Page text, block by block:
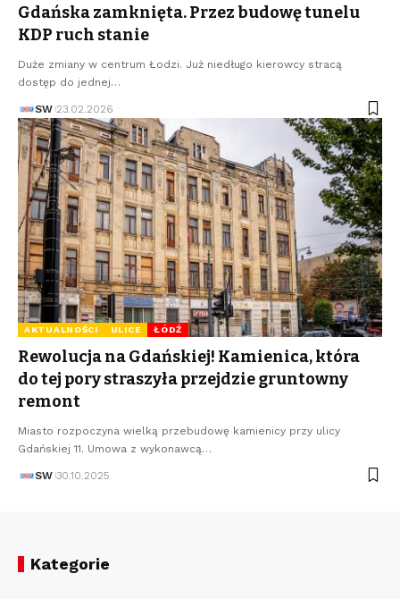
Gdańska zamknięta. Przez budowę tunelu
KDP ruch stanie
Duże zmiany w centrum Łodzi. Już niedługo kierowcy stracą
dostęp do jednej…
SW 23.02.2026
AKTUALNOŚCI ULICE ŁÓDŹ
Rewolucja na Gdańskiej! Kamienica, która
do tej pory straszyła przejdzie gruntowny
remont
Miasto rozpoczyna wielką przebudowę kamienicy przy ulicy
Gdańskiej 11. Umowa z wykonawcą…
SW 30.10.2025
Kategorie